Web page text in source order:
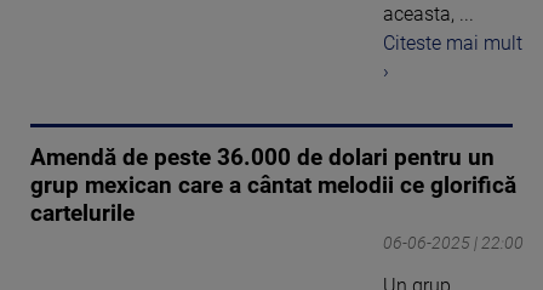
aceasta, ...
Citeste mai mult
›
Amendă de peste 36.000 de dolari pentru un
grup mexican care a cântat melodii ce glorifică
cartelurile
06-06-2025 | 22:00